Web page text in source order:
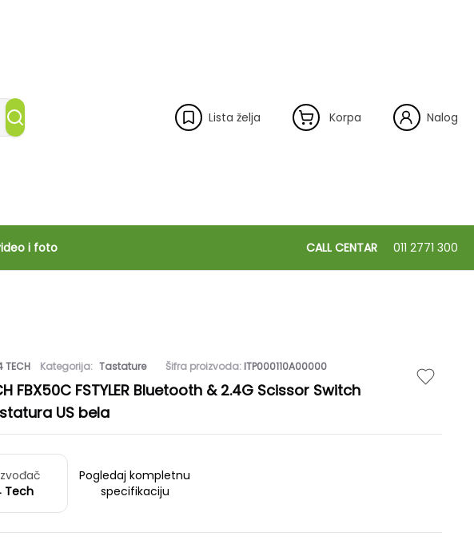
Lista želja Korpa Nalog
i foto CALL CENTAR 011 2771 300
TECH Kategorija: Tastature Šifra proizvoda: ITP000110A00000
FBX50C FSTYLER Bluetooth & 2.4G Scissor Switch
US bela
Tech
Pogledaj kompletnu
specifikaciju